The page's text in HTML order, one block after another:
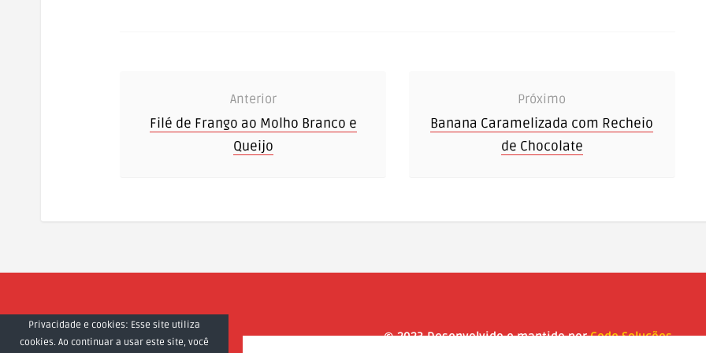
Anterior
Filé de Frango ao Molho Branco e
Queijo
Próximo
Banana Caramelizada com Recheio
de Chocolate
© 2023 Desenvolvido e mantido porCode Soluções.
Privacidade e cookies: Esse site utiliza
cookies. Ao continuar a usar este site, você